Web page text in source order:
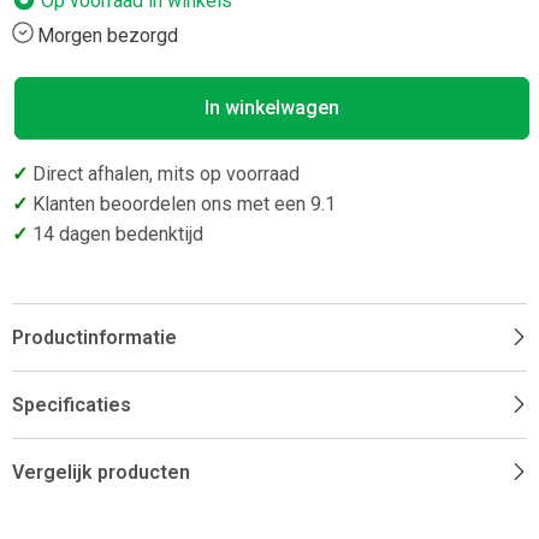
Morgen bezorgd
In winkelwagen
✓ Direct afhalen, mits op voorraad
✓ Klanten beoordelen ons met een 9.1
✓ 14 dagen bedenktijd
Productinformatie
Specificaties
Vergelijk producten